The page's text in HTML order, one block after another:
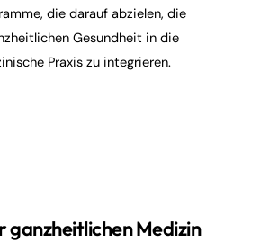
die darauf abzielen, die
Gesundheit in die
Praxis zu integrieren.
ganzheitlichen Medizin